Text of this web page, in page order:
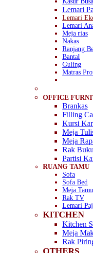
Lemari
Lemari
Lemari
Meja rias
Nakas
Ranjang
Bantal
Guling
Matras
OFFICE
Brankas
Filling
Kursi
Meja
Meja
Rak Buku
Partisi
RUANG TAMU
Sofa
Sofa Bed
Meja Tamu
Rak TV
Lemari
KITCHEN
Kitchen
Meja
Rak
OTHERS